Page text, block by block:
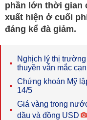
phần lớn thời gian
xuất hiện ở cuối
đáng kể đà giảm.
Nghịch lý thị
thuyền vẫn mắc
Chứng khoán Mỹ
14/5
Giá vàng trong
dầu và đồng USD